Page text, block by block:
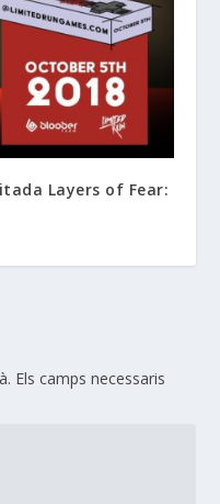
Layers of Fear:
Els camps necessaris